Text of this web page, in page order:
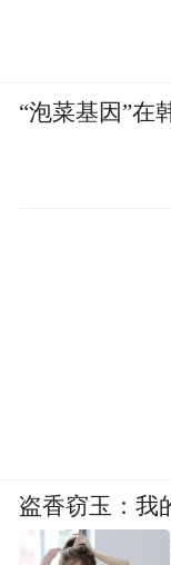
“泡菜基因”在
盗香窃玉：我